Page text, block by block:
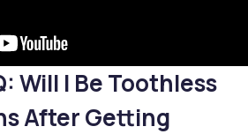
Will I Be Toothless
After Getting